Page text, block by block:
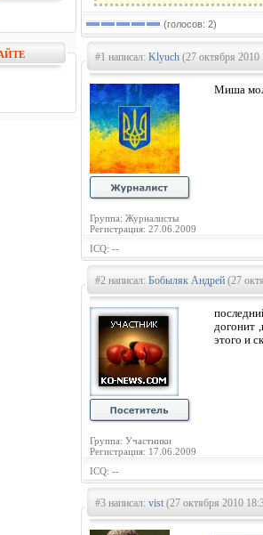
(голосов: 2)
#1 написал: Klyuch (27 октября 2010
Группа: Журналисты
Регистрация: 27.06.2009
Миша
ICQ: --
#2 написал: Бобыляк Андрей (27
Группа: Участники
Регистрация: 17.06.2009
догонит
этого и
ICQ: --
#3 написал: vist(27 октября 2010